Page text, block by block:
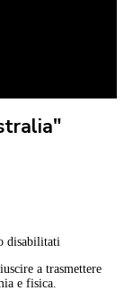
disabilitati
a trasmettere
e fisica.